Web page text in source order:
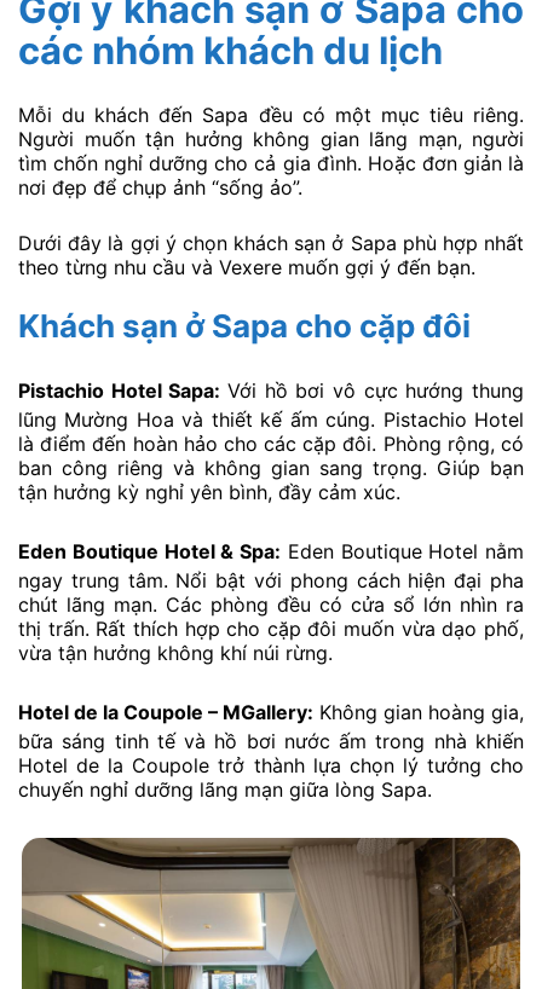
Gợi ý khách sạn ở Sapa cho
các nhóm khách du lịch
Mỗi du khách đến Sapa đều có một mục tiêu riêng.
Người muốn tận hưởng không gian lãng mạn, người
tìm chốn nghỉ dưỡng cho cả gia đình. Hoặc đơn giản là
nơi đẹp để chụp ảnh “sống ảo”.
Dưới đây là gợi ý chọn khách sạn ở Sapa phù hợp nhất
theo từng nhu cầu và Vexere muốn gợi ý đến bạn.
Khách sạn ở Sapa cho cặp đôi
Pistachio Hotel Sapa: Với hồ bơi vô cực hướng thung
lũng Mường Hoa và thiết kế ấm cúng. Pistachio Hotel
là điểm đến hoàn hảo cho các cặp đôi. Phòng rộng, có
ban công riêng và không gian sang trọng. Giúp bạn
tận hưởng kỳ nghỉ yên bình, đầy cảm xúc.
Eden Boutique Hotel & Spa: Eden Boutique Hotel nằm
ngay trung tâm. Nổi bật với phong cách hiện đại pha
chút lãng mạn. Các phòng đều có cửa sổ lớn nhìn ra
thị trấn. Rất thích hợp cho cặp đôi muốn vừa dạo phố,
vừa tận hưởng không khí núi rừng.
Hotel de la Coupole – MGallery: Không gian hoàng gia,
bữa sáng tinh tế và hồ bơi nước ấm trong nhà khiến
Hotel de la Coupole trở thành lựa chọn lý tưởng cho
chuyến nghỉ dưỡng lãng mạn giữa lòng Sapa.